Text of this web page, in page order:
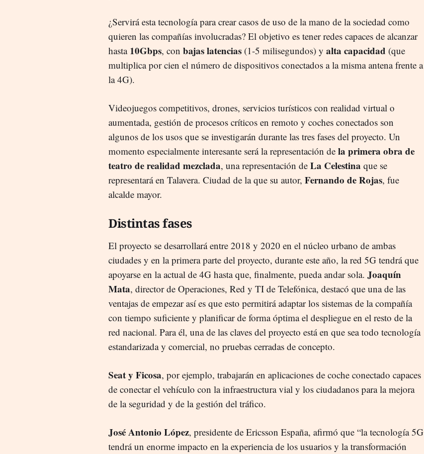
¿Servirá esta tecnología para crear casos de uso de la mano de la sociedad como
quieren las compañías involucradas? El objetivo es tener redes capaces de alcanzar
hasta 10Gbps, con bajas latencias (1-5 milisegundos) y alta capacidad (que
multiplica por cien el número de dispositivos conectados a la misma antena frente a
la 4G).
Videojuegos competitivos, drones, servicios turísticos con realidad virtual o
aumentada, gestión de procesos críticos en remoto y coches conectados son
algunos de los usos que se investigarán durante las tres fases del proyecto. Un
momento especialmente interesante será la representación de la primera obra de
teatro de realidad mezclada, una representación de La Celestina que se
representará en Talavera. Ciudad de la que su autor, Fernando de Rojas, fue
alcalde mayor.
Distintas fases
El proyecto se desarrollará entre 2018 y 2020 en el núcleo urbano de ambas
ciudades y en la primera parte del proyecto, durante este año, la red 5G tendrá que
apoyarse en la actual de 4G hasta que, finalmente, pueda andar sola. Joaquín
Mata, director de Operaciones, Red y TI de Telefónica, destacó que una de las
ventajas de empezar así es que esto permitirá adaptar los sistemas de la compañía
con tiempo suficiente y planificar de forma óptima el despliegue en el resto de la
red nacional. Para él, una de las claves del proyecto está en que sea todo tecnología
estandarizada y comercial, no pruebas cerradas de concepto.
Seat y Ficosa, por ejemplo, trabajarán en aplicaciones de coche conectado capaces
de conectar el vehículo con la infraestructura vial y los ciudadanos para la mejora
de la seguridad y de la gestión del tráfico.
José Antonio López, presidente de Ericsson España, afirmó que “la tecnología 5G
tendrá un enorme impacto en la experiencia de los usuarios y la transformación